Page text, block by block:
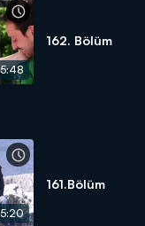
162. Bölüm
161.Bölüm